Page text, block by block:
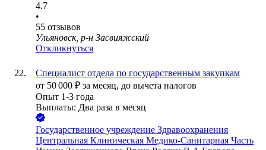
4.7
•
55 отзывов
Ульяновск, р-н Засвияжский
Откликнуться
Специалист отдела по государственным закупкам
от 50 000 ₽ за месяц, до вычета налогов
Опыт 1-3 года
Выплаты: Два раза в месяц
Государственное учреждение Здравоохранения
Центральная Клиническая Медико-Санитарная Часть